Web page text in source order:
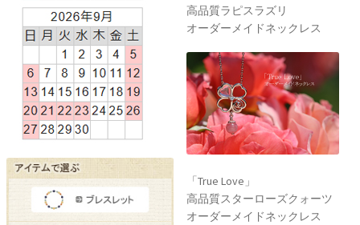
高品質ラピスラズリ
オーダーメイドネックレス
「True Love」
高品質スターローズクォーツ
オーダーメイドネックレス